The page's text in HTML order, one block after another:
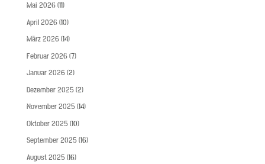
Mai 2026(11)
April 2026(10)
März 2026(14)
Februar 2026(7)
Januar 2026(2)
Dezember 2025(2)
November 2025(14)
Oktober 2025(10)
September 2025(16)
August 2025(16)